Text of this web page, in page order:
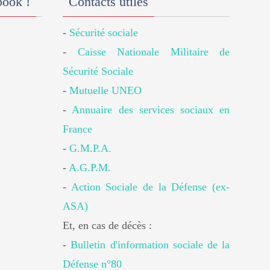
- Sécurité sociale
- Caisse Nationale Militaire de
Sécurité Sociale
-Mutuelle UNEO
-Annuaire des services sociaux en
France
-G.M.P.A.
-A.G.P.M.
- Action Sociale de la Défense (ex-
ASA)
Et, en cas de décès :
-Bulletin d'information sociale de la
Défense n°80